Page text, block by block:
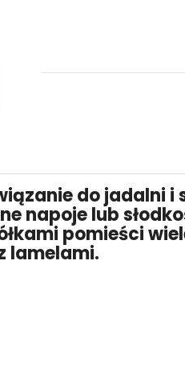
do jadalni i
napoje lub
pomieści
lamelami.